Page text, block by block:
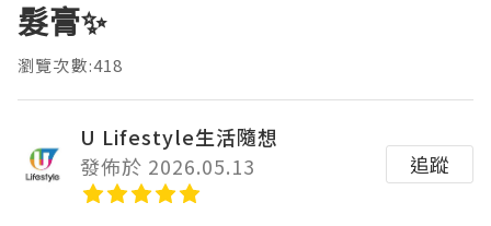
髮膏✨
瀏覽次數:418
U Lifestyle生活隨想
發佈於 2026.05.13
追蹤